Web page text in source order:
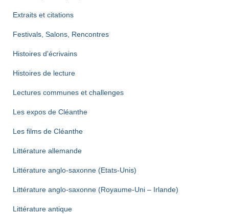
Extraits et citations
Festivals, Salons, Rencontres
Histoires d'écrivains
Histoires de lecture
Lectures communes et challenges
Les expos de Cléanthe
Les films de Cléanthe
Littérature allemande
Littérature anglo-saxonne (Etats-Unis)
Littérature anglo-saxonne (Royaume-Uni – Irlande)
Littérature antique